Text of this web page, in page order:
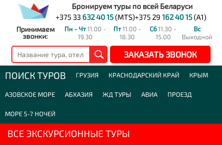
Бронируем туры по всей Беларуси
+375 33 632 40 15(MTS)+375 29 162 40 15(A1)
Принимаем
звонки:
Пн - Чт11.00 -
19.30
Пт11.00 -
18.30
Сб11.30 -
15.00
Вс
Выходной
ЗАКАЗАТЬ ЗВОНОК
ПОИСК ТУРОВ ГРУЗИЯ КРАСНОДАРСКИЙ КРАЙ КРЫМ
АЗОВСКОЕ МОРЕ АБХАЗИЯ ЖД ТУРЫ АВИА ПРОЕЗД
МОРЕ 5-7 НОЧЕЙ
ВСЕ ЭКСКУРСИОННЫЕ ТУРЫ